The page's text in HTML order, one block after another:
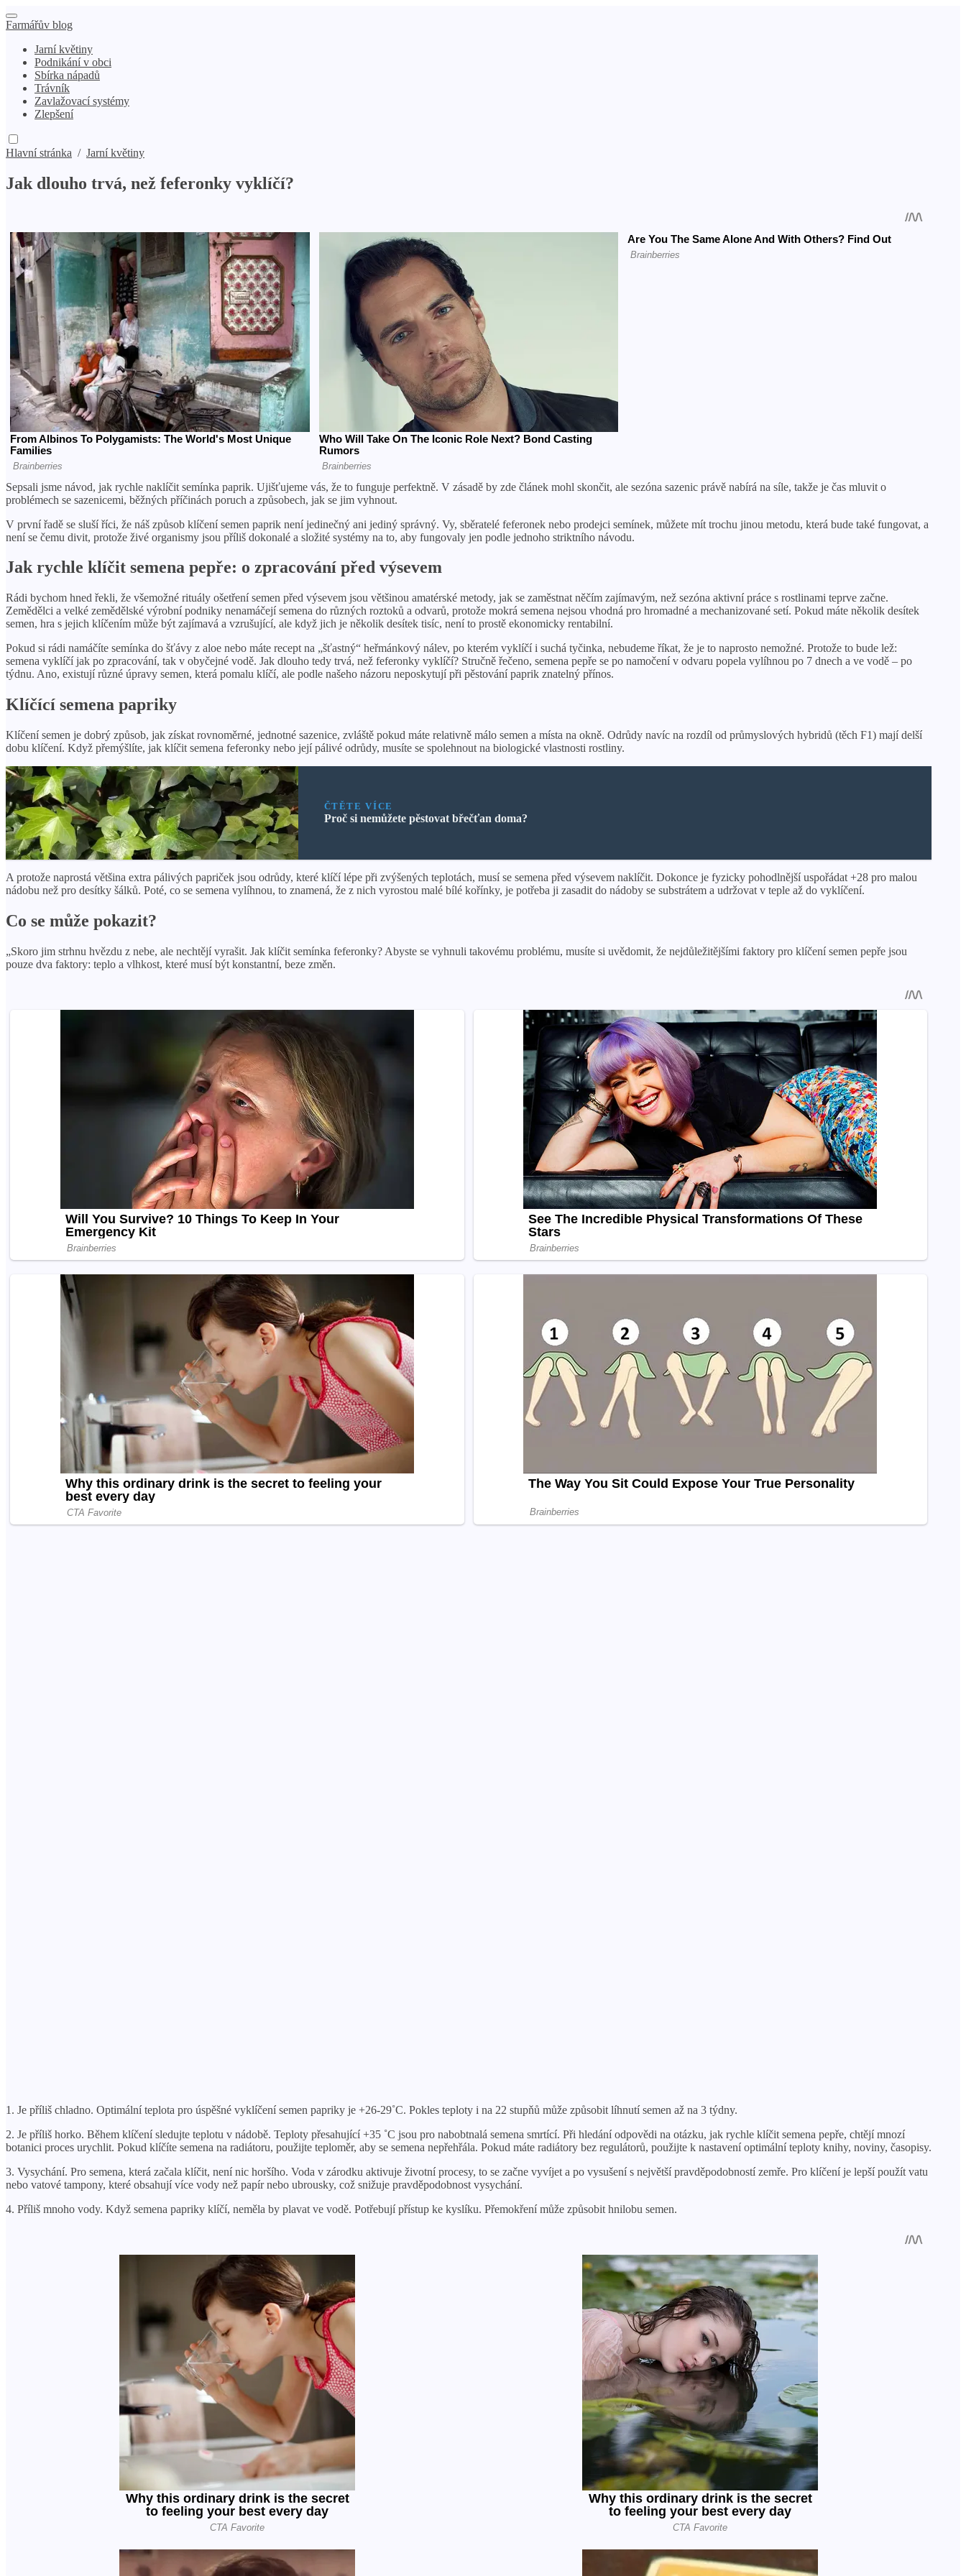
Farmářův blog
Jarní květiny
Podnikání v obci
Sbírka nápadů
Trávník
Zavlažovací systémy
Zlepšení
Hlavní stránka / Jarní květiny
Jak dlouho trvá, než feferonky vyklíčí?
Sepsali jsme návod, jak rychle naklíčit semínka paprik. Ujišťujeme vás, že to funguje perfektně. V zásadě by zde článek mohl skončit, ale sezóna sazenic právě nabírá na síle, takže je čas mluvit o
problémech se sazenicemi, běžných příčinách poruch a způsobech, jak se jim vyhnout.
V první řadě se sluší říci, že náš způsob klíčení semen paprik není jedinečný ani jediný správný. Vy, sběratelé feferonek nebo prodejci semínek, můžete mít trochu jinou metodu, která bude také fungovat, a
není se čemu divit, protože živé organismy jsou příliš dokonalé a složité systémy na to, aby fungovaly jen podle jednoho striktního návodu.
Jak rychle klíčit semena pepře: o zpracování před výsevem
Rádi bychom hned řekli, že všemožné rituály ošetření semen před výsevem jsou většinou amatérské metody, jak se zaměstnat něčím zajímavým, než sezóna aktivní práce s rostlinami teprve začne.
Zemědělci a velké zemědělské výrobní podniky nenamáčejí semena do různých roztoků a odvarů, protože mokrá semena nejsou vhodná pro hromadné a mechanizované setí. Pokud máte několik desítek
semen, hra s jejich klíčením může být zajímavá a vzrušující, ale když jich je několik desítek tisíc, není to prostě ekonomicky rentabilní.
Pokud si rádi namáčíte semínka do šťávy z aloe nebo máte recept na „šťastný“ heřmánkový nálev, po kterém vyklíčí i suchá tyčinka, nebudeme říkat, že je to naprosto nemožné. Protože to bude lež:
semena vyklíčí jak po zpracování, tak v obyčejné vodě. Jak dlouho tedy trvá, než feferonky vyklíčí? Stručně řečeno, semena pepře se po namočení v odvaru popela vylíhnou po 7 dnech a ve vodě – po
týdnu. Ano, existují různé úpravy semen, která pomalu klíčí, ale podle našeho názoru neposkytují při pěstování paprik znatelný přínos.
Klíčící semena papriky
Klíčení semen je dobrý způsob, jak získat rovnoměrné, jednotné sazenice, zvláště pokud máte relativně málo semen a místa na okně. Odrůdy navíc na rozdíl od průmyslových hybridů (těch F1) mají delší
dobu klíčení. Když přemýšlíte, jak klíčit semena feferonky nebo její pálivé odrůdy, musíte se spolehnout na biologické vlastnosti rostliny.
ČTĚTE VÍCE
Proč si nemůžete pěstovat břečťan doma?
A protože naprostá většina extra pálivých papriček jsou odrůdy, které klíčí lépe při zvýšených teplotách, musí se semena před výsevem naklíčit. Dokonce je fyzicky pohodlnější uspořádat +28 pro malou
nádobu než pro desítky šálků. Poté, co se semena vylíhnou, to znamená, že z nich vyrostou malé bílé kořínky, je potřeba ji zasadit do nádoby se substrátem a udržovat v teple až do vyklíčení.
Co se může pokazit?
„Skoro jim strhnu hvězdu z nebe, ale nechtějí vyrašit. Jak klíčit semínka feferonky? Abyste se vyhnuli takovému problému, musíte si uvědomit, že nejdůležitějšími faktory pro klíčení semen pepře jsou
pouze dva faktory: teplo a vlhkost, které musí být konstantní, beze změn.
1. Je příliš chladno. Optimální teplota pro úspěšné vyklíčení semen papriky je +26-29˚С. Pokles teploty i na 22 stupňů může způsobit líhnutí semen až na 3 týdny.
2. Je příliš horko. Během klíčení sledujte teplotu v nádobě. Teploty přesahující +35 ˚С jsou pro nabobtnalá semena smrtící. Při hledání odpovědi na otázku, jak rychle klíčit semena pepře, chtějí mnozí
botanici proces urychlit. Pokud klíčíte semena na radiátoru, použijte teploměr, aby se semena nepřehřála. Pokud máte radiátory bez regulátorů, použijte k nastavení optimální teploty knihy, noviny, časopisy.
3. Vysychání. Pro semena, která začala klíčit, není nic horšího. Voda v zárodku aktivuje životní procesy, to se začne vyvíjet a po vysušení s největší pravděpodobností zemře. Pro klíčení je lepší použít vatu
nebo vatové tampony, které obsahují více vody než papír nebo ubrousky, což snižuje pravděpodobnost vysychání.
4. Příliš mnoho vody. Když semena papriky klíčí, neměla by plavat ve vodě. Potřebují přístup ke kyslíku. Přemokření může způsobit hnilobu semen.